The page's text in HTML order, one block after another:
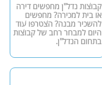
קבוצות נדל"ן מחפשים דירה
או בית למכירה? מחפשים
להשכיר מבנה? הצטרפו עוד
היום למבחר רחב של קבוצות
בתחום הנדל"ן.